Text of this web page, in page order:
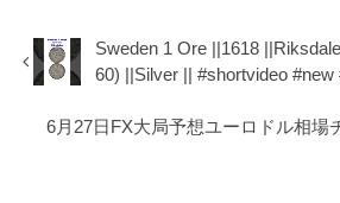
Sweden 1 Ore ||1618
60) ||Silver || #shortvideo #new
6月27日FX大局予想ユーロドル相場